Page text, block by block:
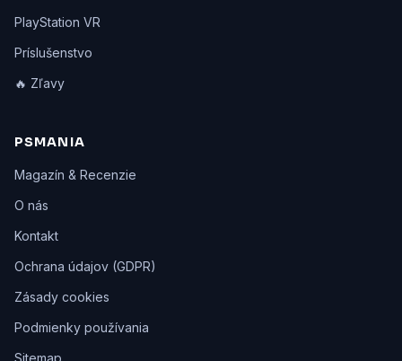
PlayStation VR
Príslušenstvo
🔥 Zľavy
PSMANIA
Magazín & Recenzie
O nás
Kontakt
Ochrana údajov (GDPR)
Zásady cookies
Podmienky používania
Sitemap